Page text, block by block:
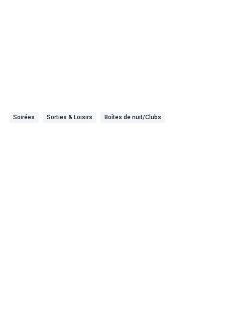
Soirées Sorties & Loisirs Boîtes de nuit/Clubs